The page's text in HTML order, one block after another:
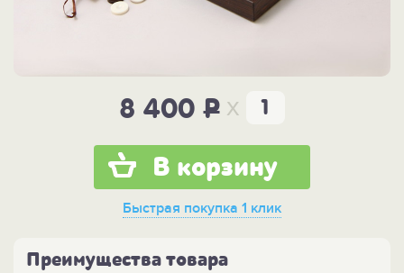
8 400P x
В корзину
Быстрая покупка 1 клик
Преимущества товара